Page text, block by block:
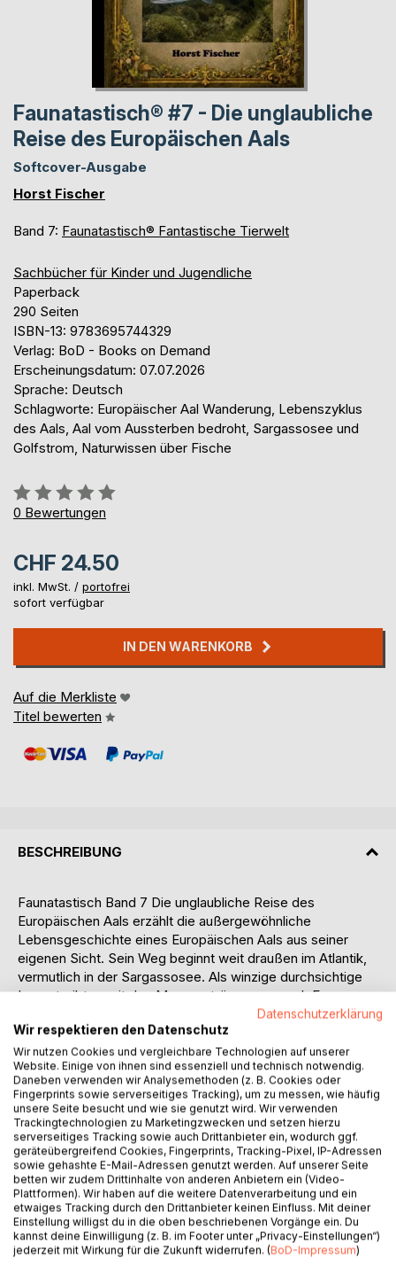
Faunatastisch® #7 - Die unglaubliche
Reise des Europäischen Aals
Softcover-Ausgabe
Horst Fischer
Band 7: Faunatastisch® Fantastische Tierwelt
Sachbücher für Kinder und Jugendliche
Paperback
290 Seiten
ISBN-13: 9783695744329
Verlag: BoD - Books on Demand
Erscheinungsdatum: 07.07.2026
Sprache: Deutsch
Schlagworte: Europäischer Aal Wanderung, Lebenszyklus
des Aals, Aal vom Aussterben bedroht, Sargassosee und
Golfstrom, Naturwissen über Fische
Bewertung::
0%
0 Bewertungen
CHF 24.50
inkl. MwSt. / portofrei
sofort verfügbar
IN DEN WARENKORB
Auf die Merkliste
Titel bewerten
BESCHREIBUNG
Faunatastisch Band 7 Die unglaubliche Reise des
Europäischen Aals erzählt die außergewöhnliche
Lebensgeschichte eines Europäischen Aals aus seiner
eigenen Sicht. Sein Weg beginnt weit draußen im Atlantik,
vermutlich in der Sargassosee. Als winzige durchsichtige
Larve treibt er mit den Meeresströmungen nach Europa,
verwandelt sich zum Glasaal, erreicht die Küsten, steigt in
Flüsse und Bäche auf und lebt dort viele Jahre verborgen
zwischen Schlamm, Wurzeln, Steinen und Wasserpflanzen.
Die Geschichte begleitet den Aal durch Meer, Mündung,
Fluss und Bach. Sie zeigt seine Entwicklung vom
Weidenblattlarvenstadium über Glasaal und Gelbaal bis zum
Silberaal, der später den langen Rückweg ins Meer antritt.
Dabei begegnet er natürlichen Feinden, Strömungen,
Stürmen, Beutetieren, Bibern, Fischen, Vögeln und den
vielen Veränderungen, die der Mensch in Gewässern
verursacht.
Das Buch verbindet eine spannende naturnahe Tierfabel
Datenschutzerklärung
Wir respektieren den Datenschutz
Wir nutzen Cookies und vergleichbare Technologien auf unserer
Website. Einige von ihnen sind essenziell und technisch notwendig.
Daneben verwenden wir Analysemethoden (z. B. Cookies oder
Fingerprints sowie serverseitiges Tracking), um zu messen, wie häufig
unsere Seite besucht und wie sie genutzt wird. Wir verwenden
Trackingtechnologien zu Marketingzwecken und setzen hierzu
serverseitiges Tracking sowie auch Drittanbieter ein, wodurch ggf.
geräteübergreifend Cookies, Fingerprints, Tracking-Pixel, IP-Adressen
sowie gehashte E-Mail-Adressen genutzt werden. Auf unserer Seite
betten wir zudem Drittinhalte von anderen Anbietern ein (Video-
Plattformen). Wir haben auf die weitere Datenverarbeitung und ein
etwaiges Tracking durch den Drittanbieter keinen Einfluss. Mit deiner
Einstellung willigst du in die oben beschriebenen Vorgänge ein. Du
kannst deine Einwilligung (z. B. im Footer unter „Privacy-Einstellungen“)
jederzeit mit Wirkung für die Zukunft widerrufen. (BoD-Impressum)